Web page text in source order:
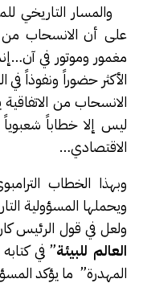
والمسار التاريخي
على أن الانسحاب من
مغمور وموتور في
الأكثر حضوراً ونفوذاً
الانسحاب من
ليس إلا خطاباً
الاقتصادي…
وبهذا الخطاب
ويحملها المسؤولية
ولعل في قول الرئيس
العالم للبيئة” في
المهدرة” ما يؤكد